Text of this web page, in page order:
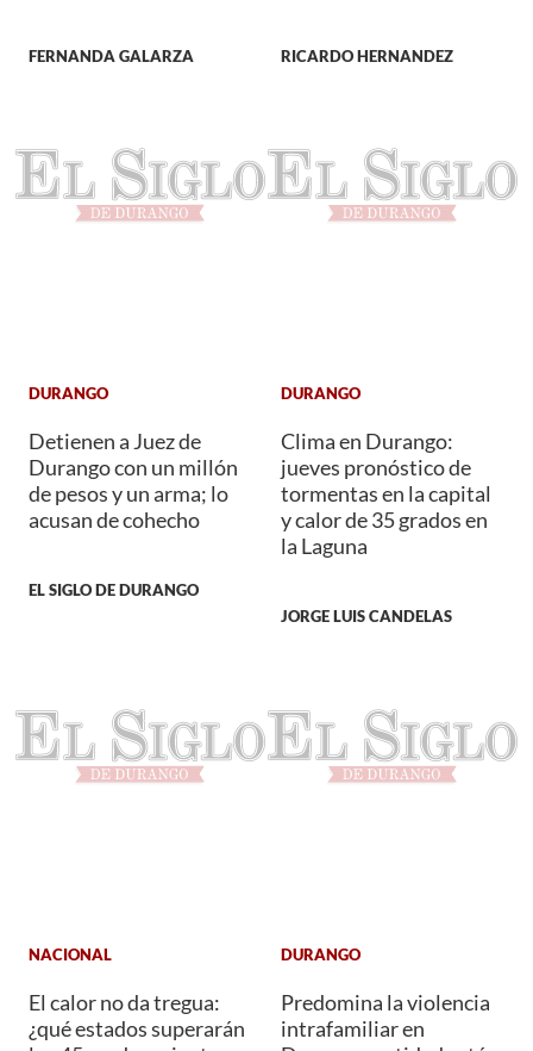
FERNANDA GALARZA RICARDO HERNANDEZ
DURANGO
Detienen a Juez de
Durango con un millón
de pesos y un arma; lo
acusan de cohecho
EL SIGLO DE DURANGO
DURANGO
Clima en Durango:
jueves pronóstico de
tormentas en la capital
y calor de 35 grados en
la Laguna
JORGE LUIS CANDELAS
NACIONAL
El calor no da tregua:
¿qué estados superarán
DURANGO
Predomina la violencia
intrafamiliar en